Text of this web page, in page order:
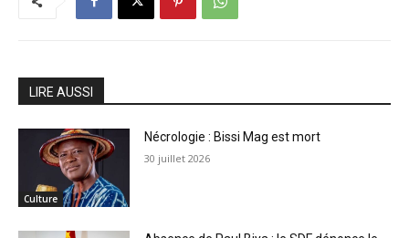
LIRE AUSSI
Culture
Nécrologie : Bissi Mag est mort
30 juillet 2026